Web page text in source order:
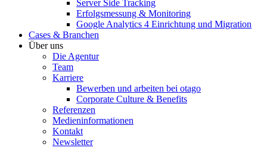
Server Side Tracking
Erfolgsmessung & Monitoring
Google Analytics 4 Einrichtung und Migration
Cases & Branchen
Über uns
Die Agentur
Team
Karriere
Bewerben und arbeiten bei otago
Corporate Culture & Benefits
Referenzen
Medieninformationen
Kontakt
Newsletter